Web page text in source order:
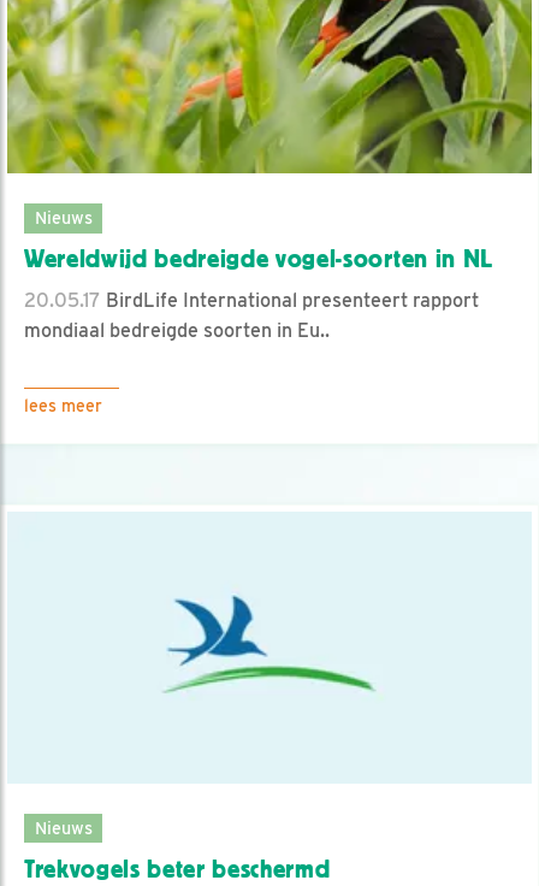
Nieuws
Wereldwijd bedreigde vogel-soorten in NL
20.05.17 BirdLife International presenteert rapport
mondiaal bedreigde soorten in Eu..
lees meer
Nieuws
Trekvogels beter beschermd